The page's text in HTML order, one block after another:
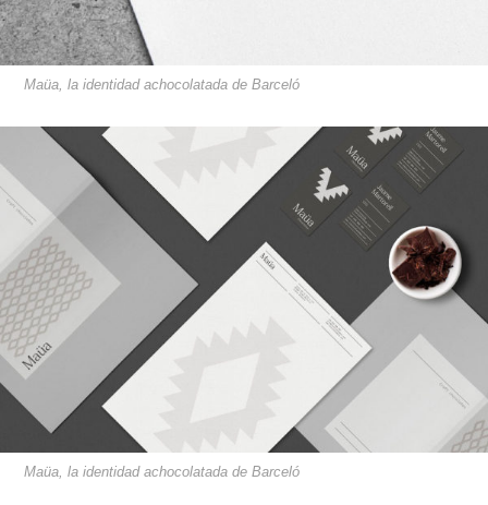
Maüa, la identidad achocolatada de Barceló
Maüa, la identidad achocolatada de Barceló